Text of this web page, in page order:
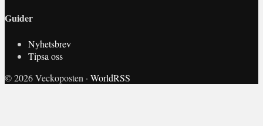
Guider
Nyhetsbrev
Tipsa oss
© 2026 Veckoposten · WorldRSS